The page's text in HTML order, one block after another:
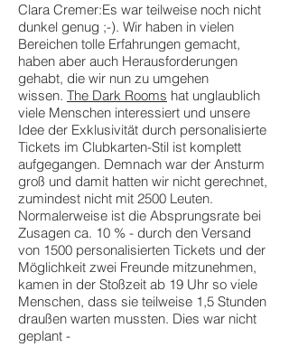
Clara Cremer:Es war teilweise noch nicht
dunkel genug ;-). Wir haben in vielen
Bereichen tolle Erfahrungen gemacht,
haben aber auch Herausforderungen
gehabt, die wir nun zu umgehen
wissen. The Dark Rooms hat unglaublich
viele Menschen interessiert und unsere
Idee der Exklusivität durch personalisierte
Tickets im Clubkarten-Stil ist komplett
aufgegangen. Demnach war der Ansturm
groß und damit hatten wir nicht gerechnet,
zumindest nicht mit 2500 Leuten.
Normalerweise ist die Absprungsrate bei
Zusagen ca. 10 % - durch den Versand
von 1500 personalisierten Tickets und der
Möglichkeit zwei Freunde mitzunehmen,
kamen in der Stoßzeit ab 19 Uhr so viele
Menschen, dass sie teilweise 1,5 Stunden
draußen warten mussten. Dies war nicht
geplant -